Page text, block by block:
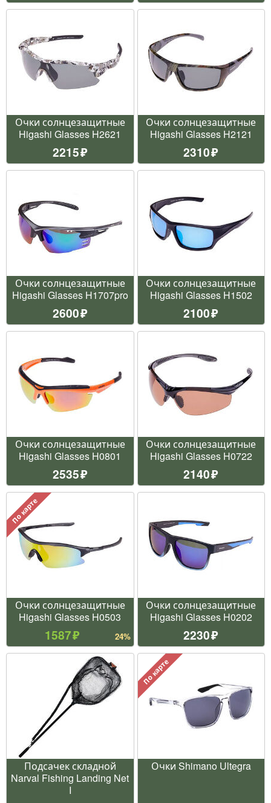
Очки солнцезащитные
Higashi Glasses H2621
2215
Очки солнцезащитные
Higashi Glasses H2121
2310
Очки солнцезащитные
Higashi Glasses H1707pro
2600
Очки солнцезащитные
Higashi Glasses H1502
2100
Очки солнцезащитные
Higashi Glasses H0801
2535
Очки солнцезащитные
Higashi Glasses H0722
2140
По карте
Очки солнцезащитные
Higashi Glasses H0503
1587 24%
Очки солнцезащитные
Higashi Glasses H0202
2230
Подсачек складной
Narval Fishing Landing Net
I
По карте
Очки Shimano Ultegra